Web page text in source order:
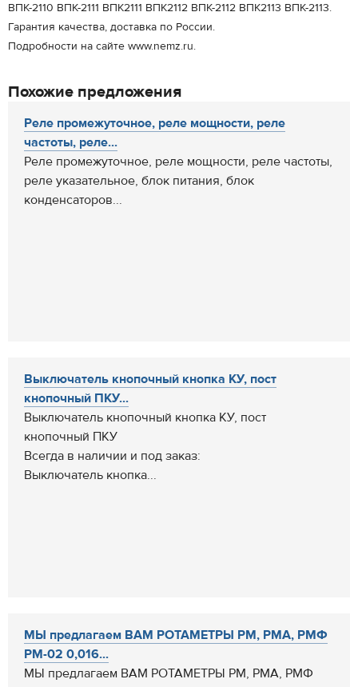
ВПК-2110 ВПК-2111 ВПК2111 ВПК2112 ВПК-2112 ВПК2113 ВПК-2113.
Гарантия качества, доставка по России.
Подробности на сайте www.nemz.ru.
Похожие предложения
Реле промежуточное, реле мощности, реле
частоты, реле...
Реле промежуточное, реле мощности, реле частоты,
реле указательное, блок питания, блок
конденсаторов...
Выключатель кнопочный кнопка КУ, пост
кнопочный ПКУ...
Выключатель кнопочный кнопка КУ, пост
кнопочный ПКУ
Всегда в наличии и под заказ:
Выключатель кнопка...
МЫ предлагаем ВАМ РОТАМЕТРЫ РМ, РМА, РМФ
РМ-02 0,016...
МЫ предлагаем ВАМ РОТАМЕТРЫ РМ, РМА, РМФ